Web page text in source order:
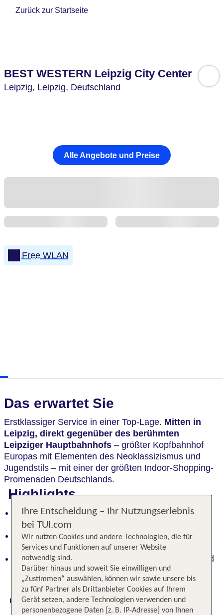
Zurück zur Startseite
BEST WESTERN Leipzig City Center
Leipzig, Leipzig, Deutschland
Alle Angebote und Preise
Free WLAN
Das erwartet Sie
Erstklassiger Service in einer Top-Lage. Mitten in
Leipzig, direkt gegenüber des berühmten
Leipziger Hauptbahnhofs – größter Kopfbahnhof
Europas mit Elementen des Neoklassizismus und
Jugendstils – mit einer der größten Indoor-Shopping-
Promenaden Deutschlands.
Highlights
Erstklassiger Service in einer Top-Lage: perfekter
Ort für unvergessliche Erlebnisse
Mitten in Leipzig: ein pulsierender Ort voller
Geschichte und Kultur
Zentral am Leipziger Hauptbahnhof: Einkaufs- und
Genussoase für jeden Geschmack
Digitaler und telefonischer 24/7 TUI Service
Ihre Entscheidung – Ihr Nutzungserlebnis
bei TUI.com
Wir nutzen Cookies und andere Technologien, die für
Services und Funktionen auf unserer Website
notwendig sind.
Darüber hinaus und soweit Sie einwilligen und
„Zustimmen“ auswählen, können wir sowie unsere bis
zu fünf Partner als Drittanbieter Cookies auf Ihrem
Gerät setzen, andere Technologien verwenden und
personenbezogene Daten [z. B. IP-Adresse] von Ihnen